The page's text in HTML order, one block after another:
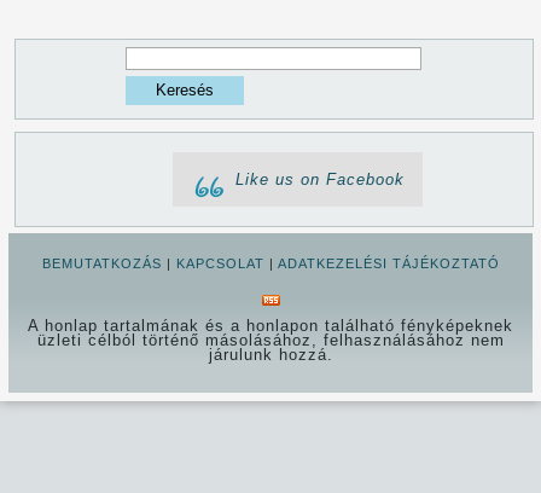
Keresés
űrlap
Like us on Facebook
BEMUTATKOZÁS | KAPCSOLAT | ADATKEZELÉSI TÁJÉKOZTATÓ
A honlap tartalmának és a honlapon található fényképeknek
üzleti célból történő másolásához, felhasználásához nem
járulunk hozzá.